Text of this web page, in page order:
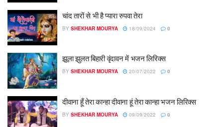
चांद तारों से भी है प्यारा रुपवा तेरा
BY SHEKHAR MOURYA 18/09/2024 0
झूला झुलत बिहारी वृंदावन में भजन लिरिक्स
BY SHEKHAR MOURYA 20/07/2022 0
दीवाना हूँ तेरा कान्हा दीवाना हूं तेरा कान्हा भजन लिरिक्स
BY SHEKHAR MOURYA 09/09/2022 0